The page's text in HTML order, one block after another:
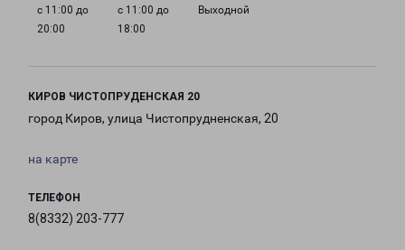
с 11:00 до
20:00
с 11:00 до
18:00
Выходной
КИРОВ ЧИСТОПРУДЕНСКАЯ 20
город Киров, улица Чистопрудненская, 20
на карте
ТЕЛЕФОН
8(8332) 203-777